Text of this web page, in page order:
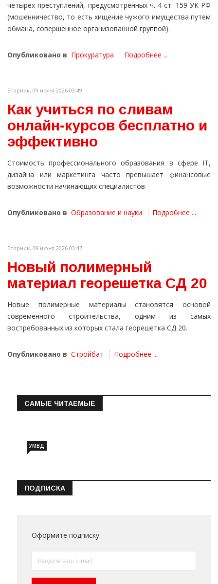
четырех преступлений, предусмотренных ч. 4 ст. 159 УК РФ
(мошенничество, то есть хищение чужого имущества путем
обмана, совершенное организованной группой).
Опубликовано в Прокуратура Подробнее ...
Вторник, 09 июня 2026 03:49
Как учиться по сливам
онлайн-курсов бесплатно и
эффективно
Стоимость профессионального образования в сфере IT,
дизайна или маркетинга часто превышает финансовые
возможности начинающих специалистов
Опубликовано в Образование и науки Подробнее ...
Вторник, 09 июня 2026 03:47
Новый полимерный
материал георешетка СД 20
Новые полимерные материалы становятся основой
современного строительства, одним из самых
востребованных из которых стала георешетка СД 20.
Опубликовано в Стройбат Подробнее ...
САМЫЕ ЧИТАЕМЫЕ
УМВД
ПОДПИСКА
Оформите подписку